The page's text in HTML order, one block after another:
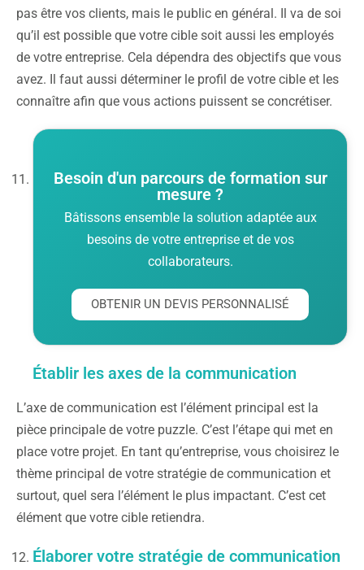
pas être vos clients, mais le public en général. Il va de soi
qu’il est possible que votre cible soit aussi les employés
de votre entreprise. Cela dépendra des objectifs que vous
avez. Il faut aussi déterminer le profil de votre cible et les
connaître afin que vous actions puissent se concrétiser.
Besoin d'un parcours de formation sur
mesure ?
Bâtissons ensemble la solution adaptée aux
besoins de votre entreprise et de vos
collaborateurs.
OBTENIR UN DEVIS PERSONNALISÉ
Établir les axes de la communication
L’axe de communication est l’élément principal est la
pièce principale de votre puzzle. C’est l’étape qui met en
place votre projet. En tant qu’entreprise, vous choisirez le
thème principal de votre stratégie de communication et
surtout, quel sera l’élément le plus impactant. C’est cet
élément que votre cible retiendra.
Élaborer votre stratégie de communication